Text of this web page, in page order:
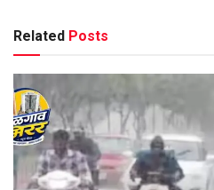
Related Posts